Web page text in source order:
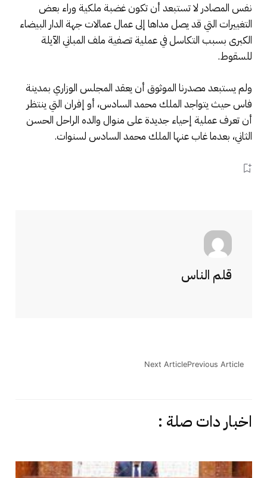
نفس المصادر لا تستبعد أن تكون غضبة ملكية وراء بعض
التغييرات التي قد يصل مداها إلى عمال عمالات جهة الدار البيضاء
الكبرى بسبب التكاسل في عملية تصفية ملف المباني الآيلة
للسقوط.
ولم يستبعد مصدرنا الموثوق أن يعقد المجلس الوزاري بمدينة
فاس حيث يتواجد الملك محمد السادس، أو إفران التي ينتظر
أن تعرف عملية إحياء جديدة على منوال والده الراحل الحسن
الثاني، بعدما غاب عنها الملك محمد السادس لسنوات.
قلم الناس
Previous Article
Next Article
اخبار دات صلة :